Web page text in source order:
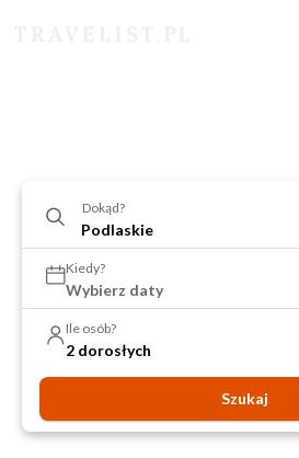
Dokąd?
Kiedy?
Wybierz daty
Ile osób?
2 dorosłych
Szukaj